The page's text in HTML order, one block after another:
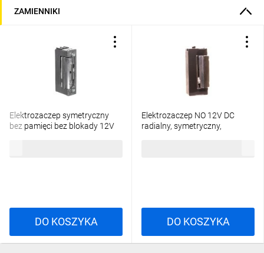
ZAMIENNIKI
Elektrozaczep symetryczny
bez pamięci bez blokady 12V
DO KOSZYKA
Elektrozaczep NO 12V DC
radialny, symetryczny,
DO KOSZYKA